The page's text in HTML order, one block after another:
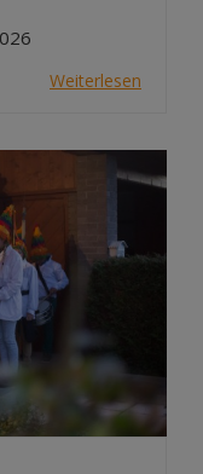
Weiterlesen